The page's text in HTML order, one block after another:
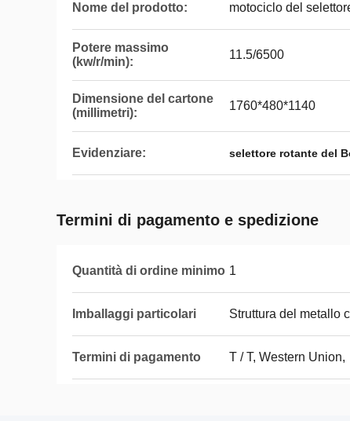
Nome del prodotto: motociclo del
Potere massimo
(kw/r/min):
11.5/6500
Dimensione del cartone
(millimetri):
1760*480*1140
Evidenziare: selettore rotante del
Termini di pagamento e spedizione
Quantità di ordine minimo 1
Imballaggi particolari Struttura del metallo
Termini di pagamento T / T, Western Union,